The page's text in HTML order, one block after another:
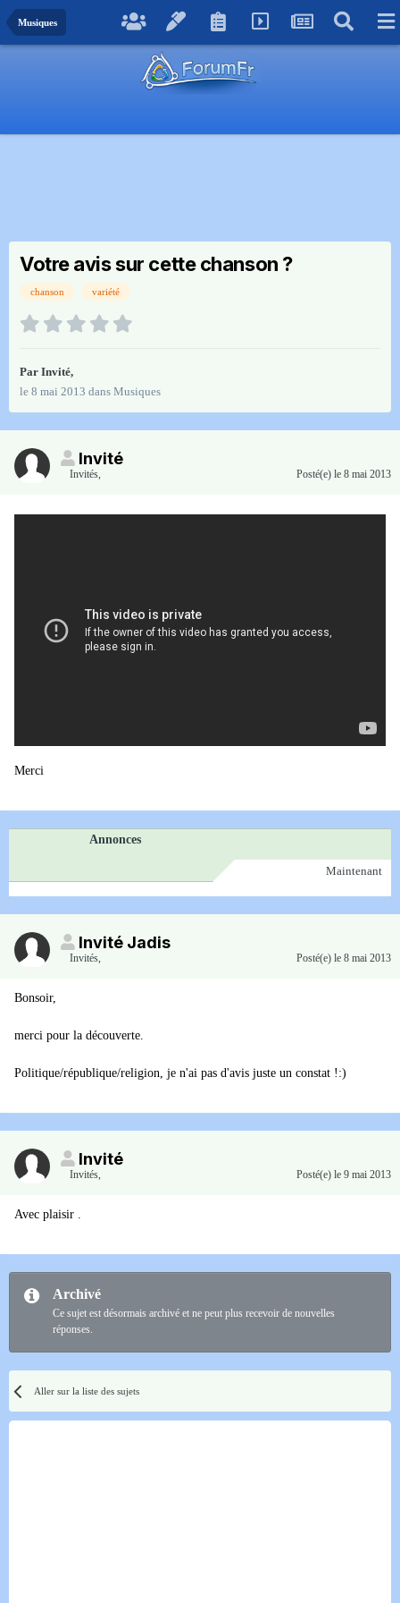
Musiques
Votre avis sur cette chanson ?
chanson variété
Par Invité,
le 8 mai 2013 dans Musiques
Invité
Invités, Posté(e) le 8 mai 2013
Merci
Annonces
Maintenant
Invité Jadis
Invités, Posté(e) le 8 mai 2013
Bonsoir,
merci pour la découverte.
Politique/république/religion, je n'ai pas d'avis juste un constat !:)
Invité
Invités, Posté(e) le 9 mai 2013
Avec plaisir .
Archivé
Ce sujet est désormais archivé et ne peut plus recevoir de nouvelles
réponses.
Aller sur la liste des sujets